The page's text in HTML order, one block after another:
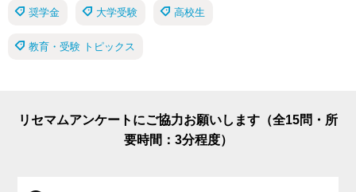
奨学金 大学受験 高校生
教育・受験 トピックス
リセマムアンケートにご協力お願いします（全15問・所
要時間：3分程度）